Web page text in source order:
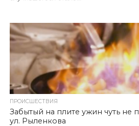
ПРОИСШЕСТВИЯ
Забытый на плите ужин чуть не
ул. Рыленкова